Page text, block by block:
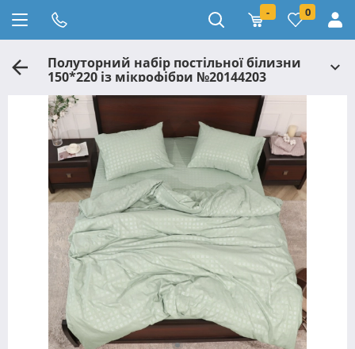
- 0
Полуторний набір постільної білизни
150*220 із мікрофібри №20144203
Черешенка™